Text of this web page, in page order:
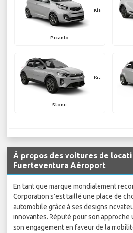
Kia
Picanto
Kia
Stonic
À propos des voitures de
Fuerteventura Aéroport
En tant que marque mondialement
Corporation s'est taillé une place de
automobile grâce à ses designs
innovantes. Réputé pour son
son engagement en faveur de la